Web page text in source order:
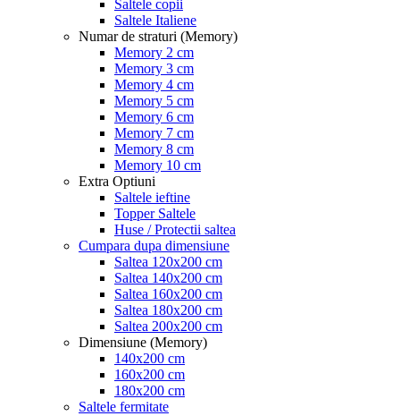
Saltele copii
Saltele Italiene
Numar de straturi (Memory)
Memory 2 cm
Memory 3 cm
Memory 4 cm
Memory 5 cm
Memory 6 cm
Memory 7 cm
Memory 8 cm
Memory 10 cm
Extra Optiuni
Saltele ieftine
Topper Saltele
Huse / Protectii saltea
Cumpara dupa dimensiune
Saltea 120x200 cm
Saltea 140x200 cm
Saltea 160x200 cm
Saltea 180x200 cm
Saltea 200x200 cm
Dimensiune (Memory)
140x200 cm
160x200 cm
180x200 cm
Saltele fermitate